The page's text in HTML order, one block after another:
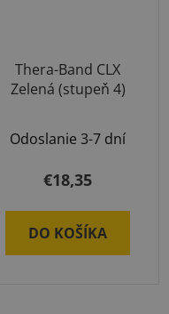
Thera-Band CLX
Zelená (stupeň 4)
Odoslanie 3-7 dní
€18,35
DO KOŠÍKA